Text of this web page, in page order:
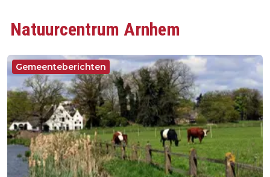
Natuurcentrum Arnhem
Gemeenteberichten